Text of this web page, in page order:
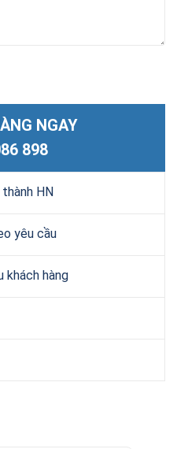
NGAY
898
HN
yêu cầu
khách hàng